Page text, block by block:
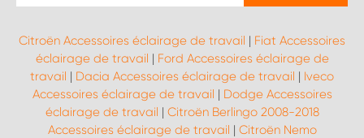
Citroën Accessoires éclairage de travail | Fiat Accessoires
éclairage de travail | Ford Accessoires éclairage de
travail | Dacia Accessoires éclairage de travail | Iveco
Accessoires éclairage de travail | Dodge Accessoires
éclairage de travail | Citroën Berlingo 2008-2018
Accessoires éclairage de travail | Citroën Nemo